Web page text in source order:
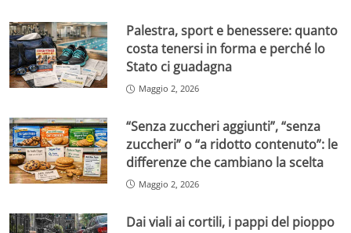
Palestra, sport e benessere: quanto
costa tenersi in forma e perché lo
Stato ci guadagna
Maggio 2, 2026
“Senza zuccheri aggiunti”, “senza
zuccheri” o “a ridotto contenuto”: le
differenze che cambiano la scelta
Maggio 2, 2026
Dai viali ai cortili, i pappi del pioppo